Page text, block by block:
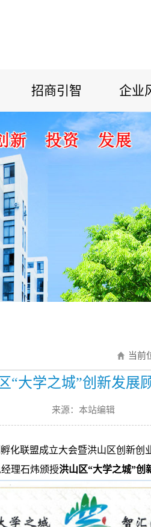
招商引智 企业
当前
“大学之城”创新发展
来源：本站编辑
化联盟成立大会暨洪山区创新
理石炜颁授洪山区“大学之城”创